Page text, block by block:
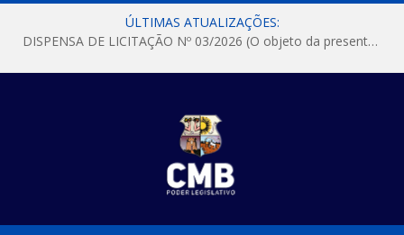
ÚLTIMAS ATUALIZAÇÕES:
DISPENSA DE LICITAÇÃO Nº 03/2026 (O objeto da presente dispensa é a escolha da proposta mais vantajosa para a aquisição, de aparelhos de ar condicionado, tipo Split, com material de instalação e fogão industrial, conforme condições, quantidades e exigências estabelecidas no termo de referencia e neste aviso de contratação direta e seus anexos)